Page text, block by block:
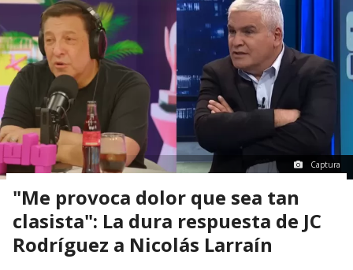
Captura
"Me provoca dolor que sea tan
clasista": La dura respuesta de JC
Rodríguez a Nicolás Larraín